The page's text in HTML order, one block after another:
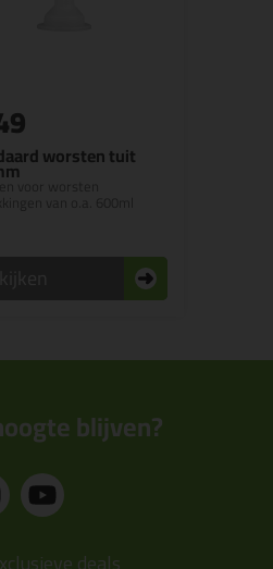
worsten tuit
voor worsten
blijven?